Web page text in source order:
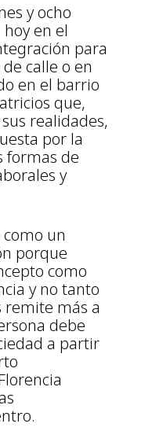
y ocho
en el
para
calle o en
en el barrio
que,
realidades,
por la
formas de
y
como un
porque
como
y no tanto
remite más a
debe
a partir